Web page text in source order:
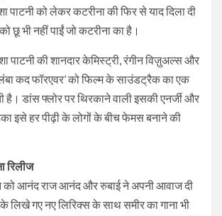
पाटनी को लेकर कटरीना की फिर से याद दिला दी
छू भी नहीं पाईं जो कटरीना का है।
पाटनी की शानदार केमिस्ट्री, रंगीन विज़ुअल्स और
कद फॉरएवर’ को फिल्म के साउंडट्रैक का एक
है। डांस फ्लोर पर थिरकाने वाली इसकी एनर्जी और
इसे हर पीढ़ी के लोगों के बीच फेमस बनाने की
रिलीज
को आनंद राज आनंद और रुबाई ने अपनी आवाज दी
लिखे गए नए लिरिक्स के साथ समीर का गाना भी